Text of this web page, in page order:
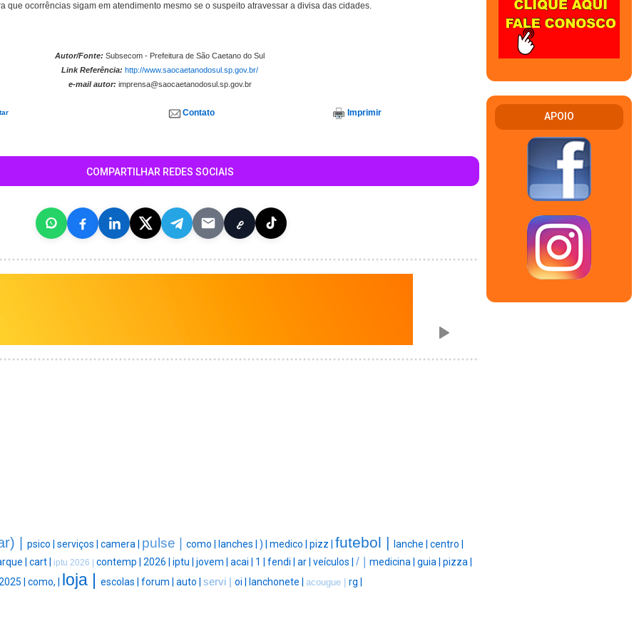
que ocorrências sigam em atendimento mesmo se o suspeito atravessar a divisa das cidades.
Autor/Fonte: Subsecom - Prefeitura de São Caetano do Sul
Link Referência: http://www.saocaetanodosul.sp.gov.br/
e-mail autor: imprensa@saocaetanodosul.sp.gov.br
Contato Imprimir
COMPARTILHAR REDES SOCIAIS
| psico | serviços | camera | pulse | como | lanches | ) | medico | pizz | futebol | lanche | centro |
| cart | iptu 2026 | contemp | 2026 | iptu | jovem | acai | 1 | fendi | ar | veículos | / | medicina | guia | pizza |
| como, | loja | escolas | forum | auto | servi | oi | lanchonete | acougue | rg |
APOIO